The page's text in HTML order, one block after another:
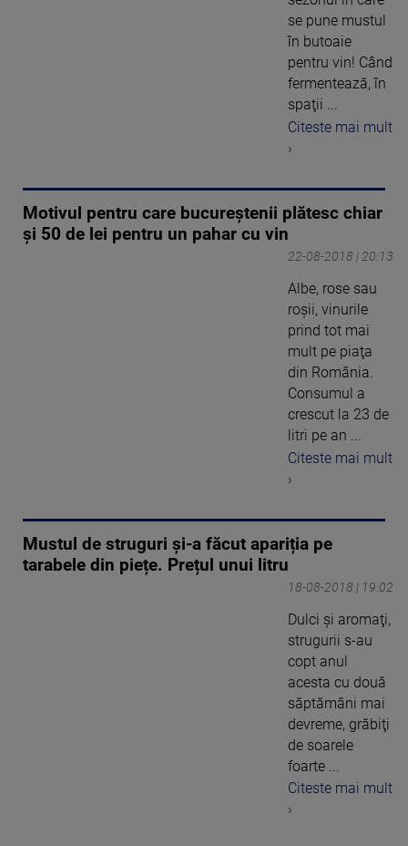
se pune mustul
în butoaie
pentru vin! Când
fermentează, în
spaţii ...
Citeste mai mult
›
Motivul pentru care bucureștenii plătesc chiar
și 50 de lei pentru un pahar cu vin
22-08-2018 | 20:13
Albe, rose sau
roşii, vinurile
prind tot mai
mult pe piaţa
din România.
Consumul a
crescut la 23 de
litri pe an ...
Citeste mai mult
›
Mustul de struguri și-a făcut apariția pe
tarabele din piețe. Prețul unui litru
18-08-2018 | 19:02
Dulci şi aromaţi,
strugurii s-au
copt anul
acesta cu două
săptămâni mai
devreme, grăbiţi
de soarele
foarte ...
Citeste mai mult
›